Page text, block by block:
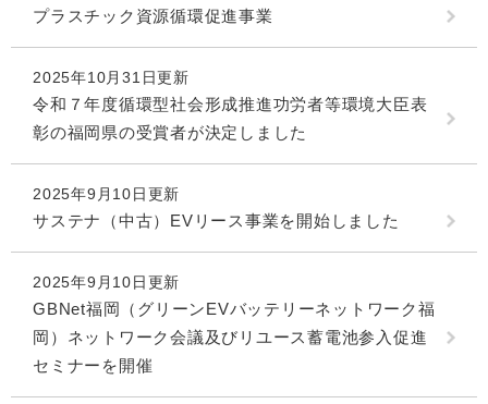
プラスチック資源循環促進事業
2025年10月31日更新
令和７年度循環型社会形成推進功労者等環境大臣表
彰の福岡県の受賞者が決定しました
2025年9月10日更新
サステナ（中古）EVリース事業を開始しました
2025年9月10日更新
GBNet福岡（グリーンEVバッテリーネットワーク福
岡）ネットワーク会議及びリユース蓄電池参入促進
セミナーを開催